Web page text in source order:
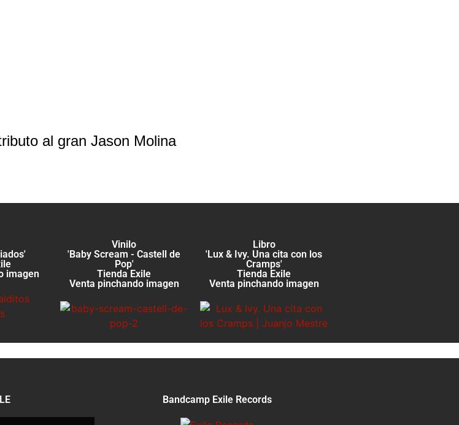
al gran Jason Molina
imagen
Vinilo
'Baby Scream - Castell de
Pop'
Tienda Exile
Venta pinchando imagen
Libro
'Lux & Ivy. Una cita con los
Cramps'
Tienda Exile
Venta pinchando imagen
Bandcamp Exile Records